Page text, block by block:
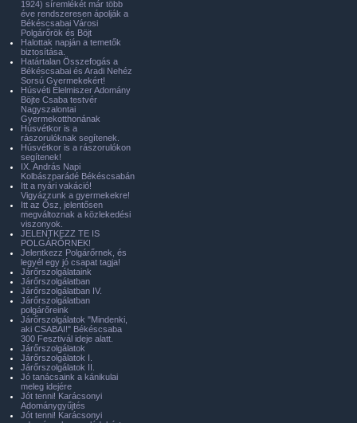
1924) síremlékét már több
éve rendszeresen ápolják a
Békéscsabai Városi
Polgárőrök és Böjt
Halottak napján a temetők
biztosítása.
Határtalan Összefogás a
Békéscsabai és Aradi Nehéz
Sorsú Gyermekekért!
Húsvéti Élelmiszer Adomány
Böjte Csaba testvér
Nagyszalontai
Gyermekotthonának
Húsvétkor is a
rászorulóknak segítenek.
Húsvétkor is a rászorulókon
segítenek!
IX. András Napi
Kolbászparádé Békéscsabán
Itt a nyári vakáció!
Vigyázzunk a gyermekekre!
Itt az Ősz, jelentősen
megváltoznak a közlekedési
viszonyok.
JELENTKEZZ TE IS
POLGÁRŐRNEK!
Jelentkezz Polgárőrnek, és
legyél egy jó csapat tagja!
Járőrszolgálataink
Járőrszolgálatban
Járőrszolgálatban IV.
Járőrszolgálatban
polgárőreink
Járőrszolgálatok "Mindenki,
aki CSABAI!" Békéscsaba
300 Fesztivál ideje alatt.
Járőrszolgálatok
Járőrszolgálatok I.
Járőrszolgálatok II.
Jó tanácsaink a kánikulai
meleg idejére
Jót tenni! Karácsonyi
Adománygyűjtés
Jót tenni! Karácsonyi